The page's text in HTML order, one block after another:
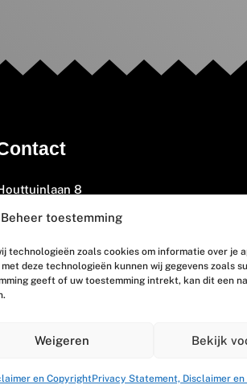
Beheer toestemming
technologieën zoals cookies om informatie over je
deze technologieën kunnen wij gegevens zoals
geeft of uw toestemming intrekt, kan dit een
Weigeren Bekijk
en CopyrightPrivacy Statement, Disclaimer
8
GM Woerden
405 200
disclaimer en copyright